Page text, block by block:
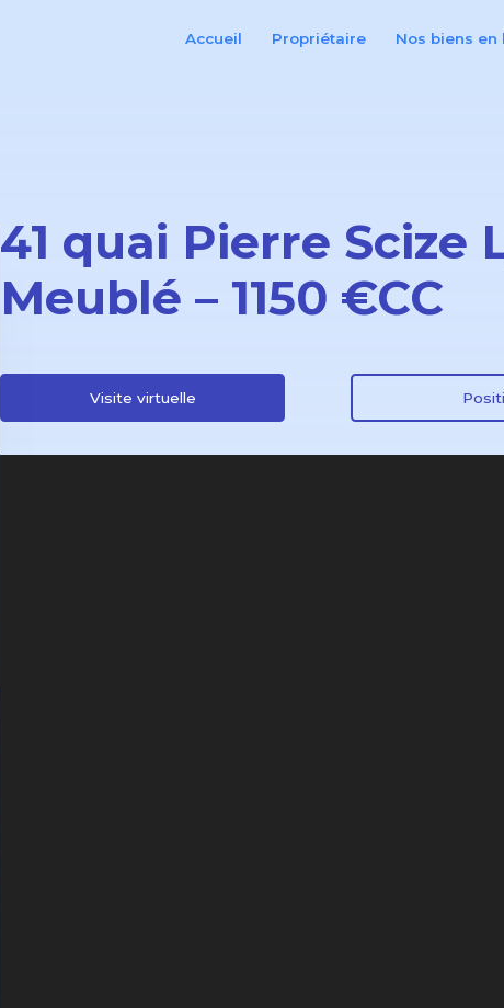
Accueil Propriétaire Nos biens en
41 quai Pierre Scize
Meublé – 1150 €CC
Visite virtuelle